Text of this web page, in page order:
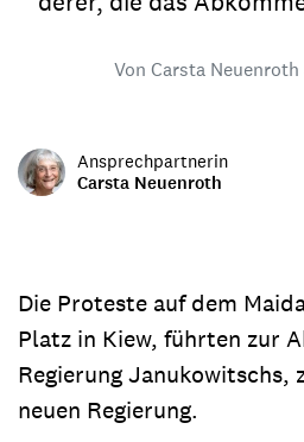
Von Carsta Neuenroth
Ansprechpartnerin
Carsta Neuenroth
Die Proteste auf dem
Platz in Kiew, führten zur
Regierung Janukowitschs,
neuen Regierung.